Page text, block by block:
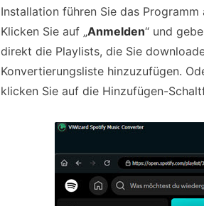
Installation führen Sie das
Klicken Sie auf „Anmelden“ und
direkt die Playlists, die Sie
Konvertierungsliste hinzuzufügen.
klicken Sie auf die Hinzufügen-